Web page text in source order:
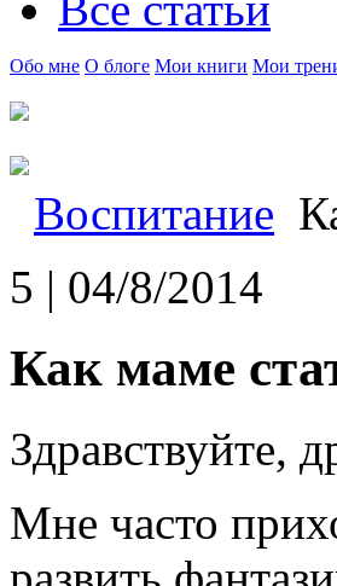
Обо мне О блоге Мои книги Мои
Воспитание
5 | 04/8/2014
Как маме
Здравствуйте,
Мне часто